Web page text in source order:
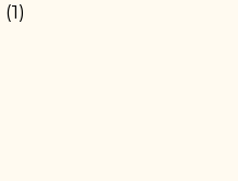
(1)